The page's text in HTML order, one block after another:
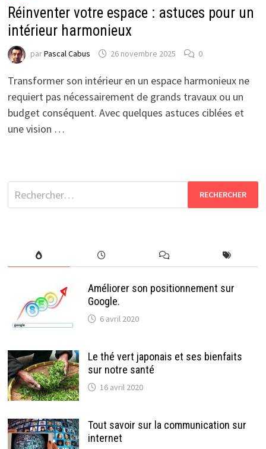
Réinventer votre espace : astuces pour un
intérieur harmonieux
parPascal Cabus 26 novembre 2025 0
Transformer son intérieur en un espace harmonieux ne
requiert pas nécessairement de grands travaux ou un
budget conséquent. Avec quelques astuces ciblées et
une vision …
Rechercher :
Améliorer son positionnement sur
Google.
6 avril 2020
Le thé vert japonais et ses bienfaits
sur notre santé
16 avril 2020
Tout savoir sur la communication sur
internet